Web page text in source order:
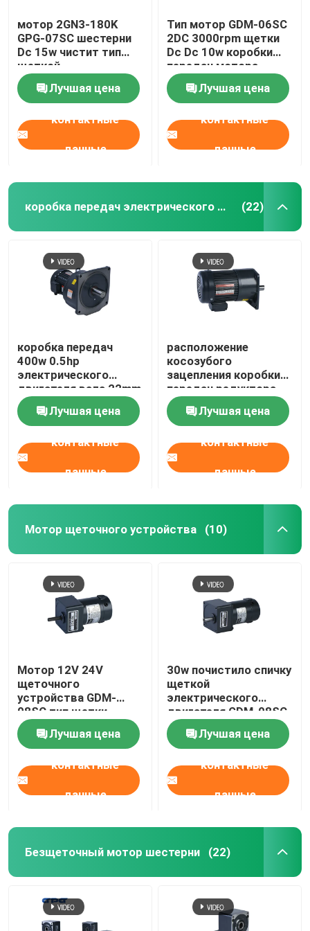
мотор 2GN3-180K
GPG-07SC шестерни
Dc 15w чистит тип
щеткой
аттестованный CE
Лучшая цена
контактные
данные
Тип мотор GDM-06SC
2DC 3000rpm щетки
Dc Dc 10w коробки
передач мотора
Лучшая цена
контактные
данные
коробка передач электрического двигателя (22)
коробка передач
400w 0.5hp
электрического
двигателя вала 22mm
мотор Reductor 3
участковЛучшая цена
контактные
данные
расположение
косозубого
зацепления коробки
передач редуктора
мотора AC 750W 1HP
Лучшая цена
контактные
данные
Мотор щеточного устройства (10)
Мотор 12V 24V
щеточного
устройства GDM-
08SC тип щетки
мотора Dc 60 ватт
Лучшая цена
контактные
данные
30w почистило спичку
щеткой
электрического
двигателя GDM-08SC
Dc с коробкой
передач 4GN3-300K
Лучшая цена
контактные
данные
Безщеточный мотор шестерни (22)